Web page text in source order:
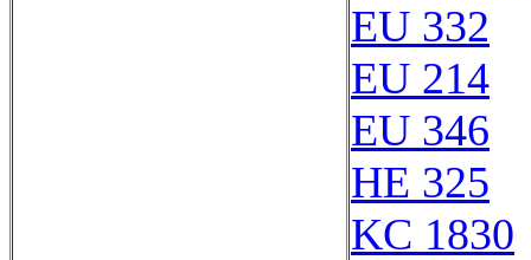
EU 332
EU 214
EU 346
HE 325
KC 1830